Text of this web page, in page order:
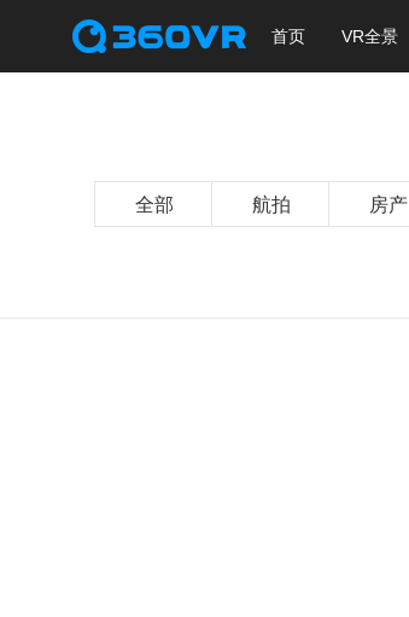
首页 VR全景
全部 航拍 房产